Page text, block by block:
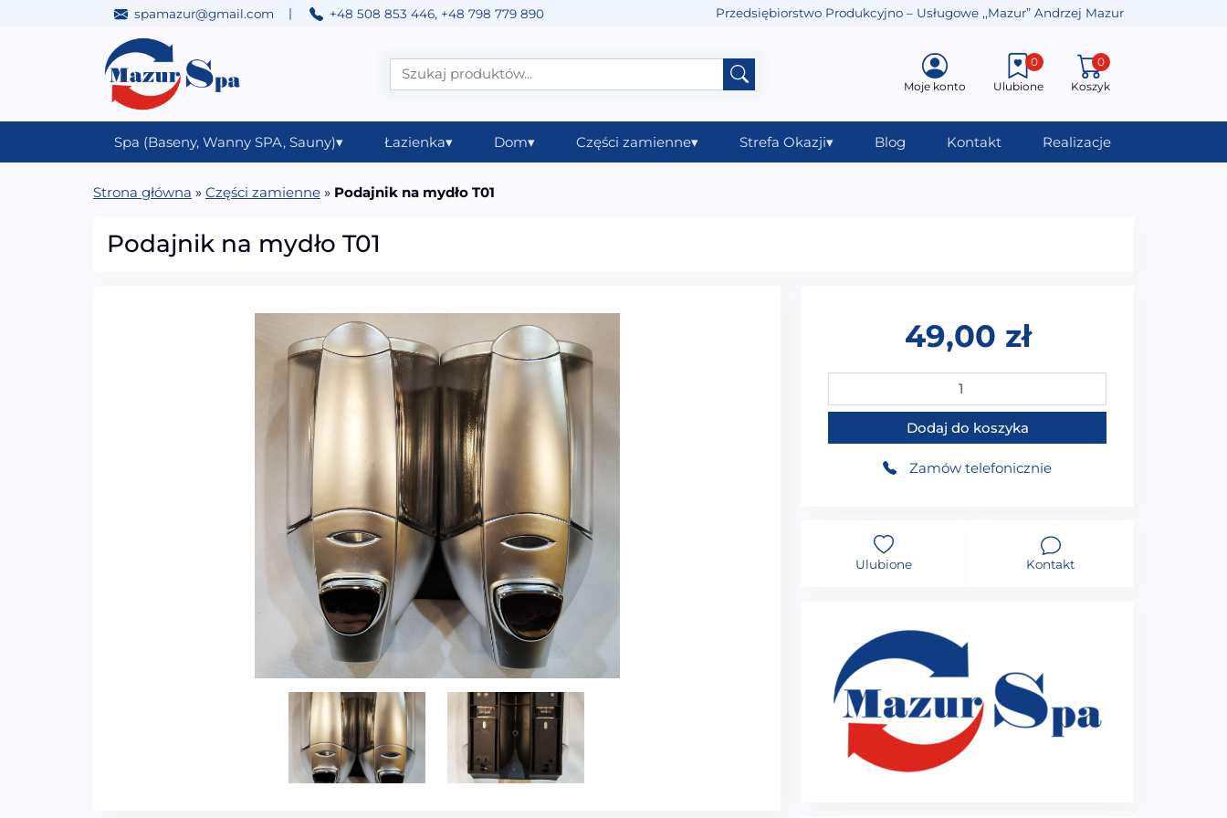
spamazur@gmail.com | +48 508 853 446, +48 798 779 890 Przedsiębiorstwo Produkcyjno – Usługowe ,,Mazur” Andrzej Mazur
Main Navigation Moje konto Ulubione
0
Koszyk
0
Spa (Baseny, Wanny SPA, Sauny)▾ Łazienka▾ Dom▾ Części zamienne▾ Strefa Okazji▾ Blog Kontakt Realizacje
Strona główna » Części zamienne » Podajnik na mydło T01
Podajnik na mydło T01
49,00 zł
ilość Podajnik na mydło T01
Dodaj do koszyka
Zamów telefonicznie
Ulubione Kontakt